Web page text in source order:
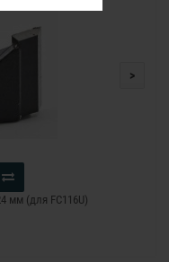
мм (для FC116U)
>